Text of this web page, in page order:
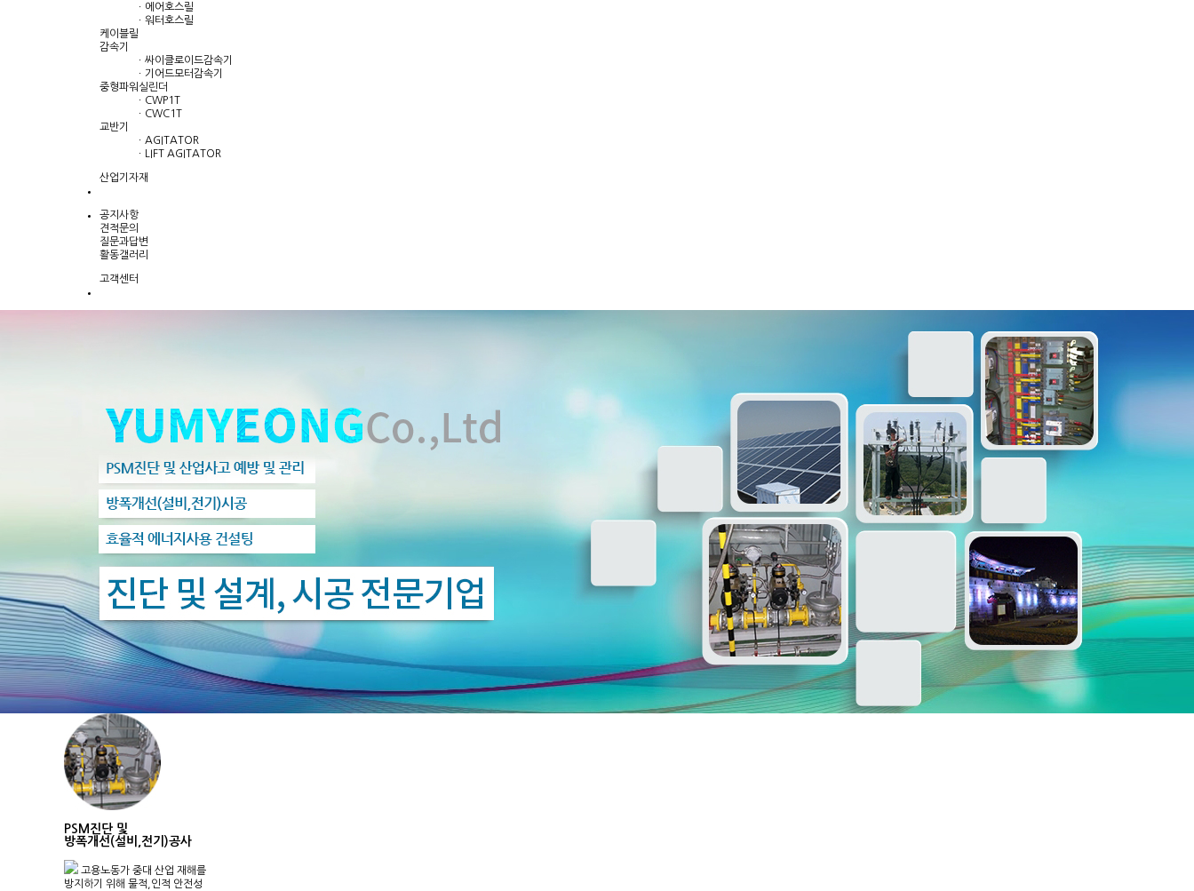
ㆍ에어호스릴
ㆍ워터호스릴
케이블릴
감속기
ㆍ싸이클로이드감속기
ㆍ기어드모터감속기
중형파워실린더
ㆍCWP1T
ㆍCWC1T
교반기
ㆍAGITATOR
ㆍLIFT AGITATOR
산업기자재
공지사항
견적문의
질문과답변
활동갤러리
고객센터
PSM진단 및
방폭개선(설비,전기)공사
고용노동가 중대 산업 재해를
방지하기 위해 물적,인적 안전성